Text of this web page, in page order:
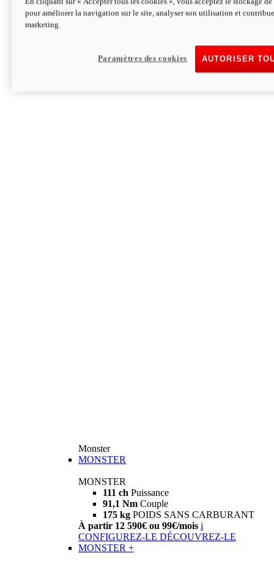
Hypermotard V2 SP 100
Découvrez-le
Monster
MONSTER
MONSTER
111 ch Puissance
91,1 Nm Couple
175 kg POIDS SANS CARBURANT
À partir 12 590€ ou 99€/mois i
CONFIGUREZ-LE DÉCOUVREZ-LE
MONSTER +
pour améliorer la navigation sur le site, analyser son utilisation et
marketing.
AUTORISER
Paramètres des cookies